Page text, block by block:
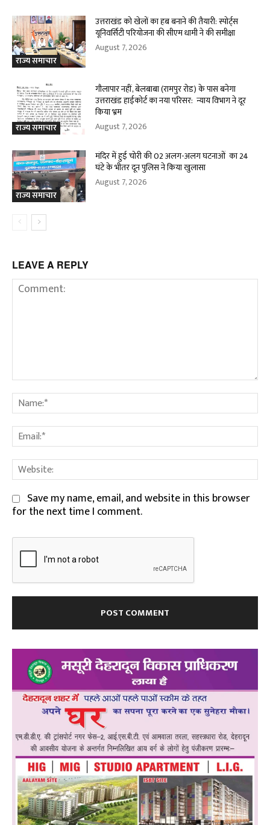
राज्य समाचार
उत्तराखंड को खेलों का हब बनाने की तैयारी: स्पोर्ट्स
यूनिवर्सिटी परियोजना की सीएम धामी ने की समीक्षा
August 7, 2026
राज्य समाचार
गौलापार नहीं, बेलबाबा (रामपुर रोड) के पास बनेगा
उत्तराखंड हाईकोर्ट का नया परिसर: न्याय विभाग ने दूर
किया भ्रम
August 7, 2026
राज्य समाचार
मंदिर में हुई चोरी की 02 अलग-अलग घटनाओं का 24
घंटे के भीतर दून पुलिस ने किया खुलासा
August 7, 2026
LEAVE A REPLY
Comment:
Save my name, email, and website in this browser
for the next time I comment.